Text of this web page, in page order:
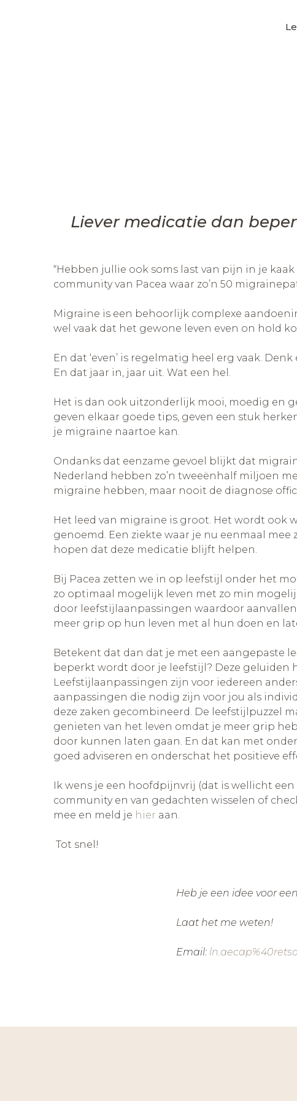
Liever medicatie dan
“Hebben jullie ook soms last van pijn in je
community van Pacea waar zo’n 50
Migraine is een behoorlijk complexe
wel vaak dat het gewone leven even on hold
En dat ‘even’ is regelmatig heel erg vaak.
En dat jaar in, jaar uit. Wat een hel.
Het is dan ook uitzonderlijk mooi, moedig en
geven elkaar goede tips, geven een stuk
je migraine naartoe kan.
Ondanks dat eenzame gevoel blijkt dat
Nederland hebben zo’n tweeënhalf miljoen
migraine hebben, maar nooit de diagnose
Het leed van migraine is groot. Het wordt ook
genoemd. Een ziekte waar je nu eenmaal
hopen dat deze medicatie blijft helpen.
Bij Pacea zetten we in op leefstijl onder het
zo optimaal mogelijk leven met zo min
door leefstijlaanpassingen waardoor
meer grip op hun leven met al hun doen en
Betekent dat dan dat je met een aangepaste
beperkt wordt door je leefstijl? Deze geluiden
Leefstijlaanpassingen zijn voor iedereen
aanpassingen die nodig zijn voor jou als
deze zaken gecombineerd. De leefstijlpuzzel
genieten van het leven omdat je meer grip
door kunnen laten gaan. En dat kan met
goed adviseren en onderschat het positieve
Ik wens je een hoofdpijnvrij (dat is wellicht
community en van gedachten wisselen of
mee en meld je hier aan.
Tot snel!
Heb je een idee voor
Laat het me weten!
Email: